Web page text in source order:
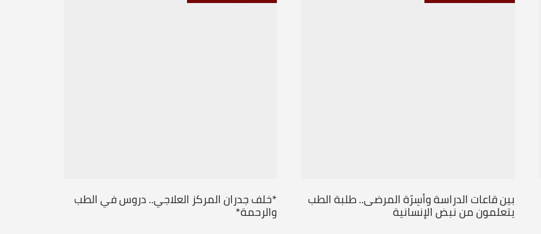
بين قاعات الدراسة وأسِرّة المرضى.. طلبة الطب
يتعلمون من نبض الإنسانية
*خلف جدران المركز العلاجي.. دروس في الطب
والرحمة*